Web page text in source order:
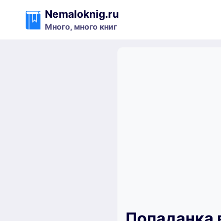
содержимому
Nemaloknig.ru
Много, много книг